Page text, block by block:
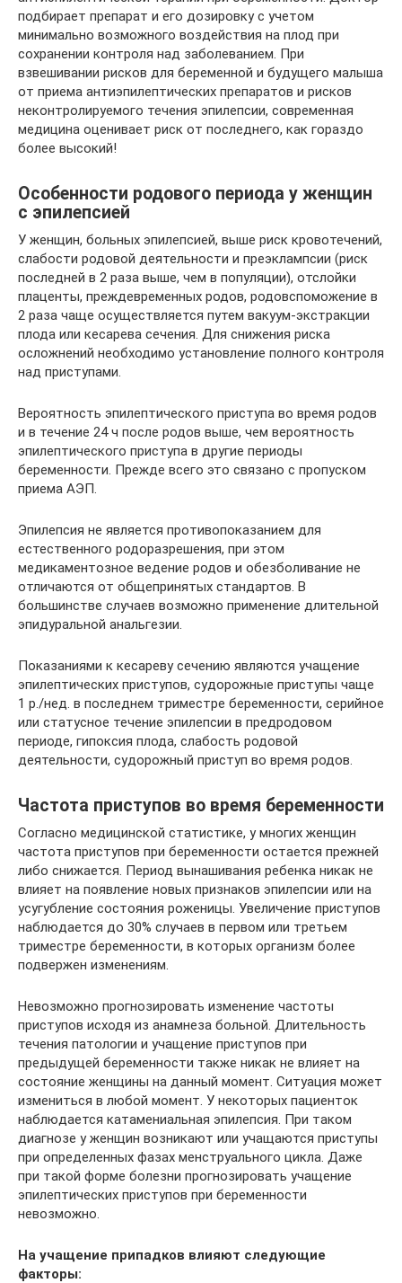
подбирает препарат и его дозировку с учетом
минимально возможного воздействия на плод при
сохранении контроля над заболеванием. При
взвешивании рисков для беременной и будущего малыша
от приема антиэпилептических препаратов и рисков
неконтролируемого течения эпилепсии, современная
медицина оценивает риск от последнего, как гораздо
более высокий!
Особенности родового периода у женщин
с эпилепсией
У женщин, больных эпилепсией, выше риск кровотечений,
слабости родовой деятельности и преэклампсии (риск
последней в 2 раза выше, чем в популяции), отслойки
плаценты, преждевременных родов, родовспоможение в
2 раза чаще осуществляется путем вакуум-экстракции
плода или кесарева сечения. Для снижения риска
осложнений необходимо установление полного контроля
над приступами.
Вероятность эпилептического приступа во время родов
и в течение 24 ч после родов выше, чем вероятность
эпилептического приступа в другие периоды
беременности. Прежде всего это связано с пропуском
приема АЭП.
Эпилепсия не является противопоказанием для
естественного родоразрешения, при этом
медикаментозное ведение родов и обезболивание не
отличаются от общепринятых стандартов. В
большинстве случаев возможно применение длительной
эпидуральной анальгезии.
Показаниями к кесареву сечению являются учащение
эпилептических приступов, судорожные приступы чаще
1 р./нед. в последнем триместре беременности, серийное
или статусное течение эпилепсии в предродовом
периоде, гипоксия плода, слабость родовой
деятельности, судорожный приступ во время родов.
Частота приступов во время беременности
Согласно медицинской статистике, у многих женщин
частота приступов при беременности остается прежней
либо снижается. Период вынашивания ребенка никак не
влияет на появление новых признаков эпилепсии или на
усугубление состояния роженицы. Увеличение приступов
наблюдается до 30% случаев в первом или третьем
триместре беременности, в которых организм более
подвержен изменениям.
Невозможно прогнозировать изменение частоты
приступов исходя из анамнеза больной. Длительность
течения патологии и учащение приступов при
предыдущей беременности также никак не влияет на
состояние женщины на данный момент. Ситуация может
измениться в любой момент. У некоторых пациенток
наблюдается катамениальная эпилепсия. При таком
диагнозе у женщин возникают или учащаются приступы
при определенных фазах менструального цикла. Даже
при такой форме болезни прогнозировать учащение
эпилептических приступов при беременности
невозможно.
На учащение припадков влияют следующие
факторы: